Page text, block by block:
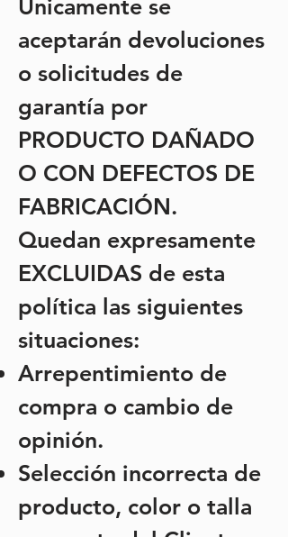
Únicamente se
aceptarán devoluciones
o solicitudes de
garantía por
PRODUCTO DAÑADO
O CON DEFECTOS DE
FABRICACIÓN.
Quedan expresamente
EXCLUIDAS de esta
política las siguientes
situaciones:
Arrepentimiento de
compra o cambio de
opinión.
Selección incorrecta de
producto, color o talla